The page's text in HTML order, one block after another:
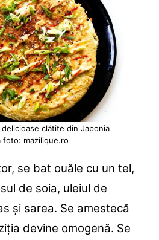
clătite din Japonia
foto: mazilique.ro
se bat ouăle cu un tel,
de soia, uleiul de
și sarea. Se amestecă
devine omogenă. Se